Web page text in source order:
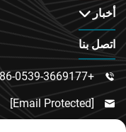
أخبار
اتصل بنا

+86-0539-3669177

[email Protected]